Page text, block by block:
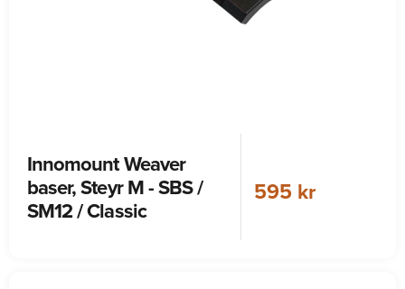
Innomount Weaver
baser, Steyr M - SBS /
SM12 / Classic
595 kr